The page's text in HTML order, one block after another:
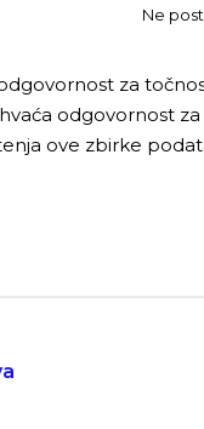
Ne
za
odgovornost
ove zbirke